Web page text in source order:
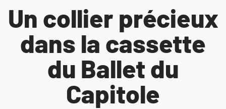
Un collier précieux
dans la cassette
du Ballet du
Capitole